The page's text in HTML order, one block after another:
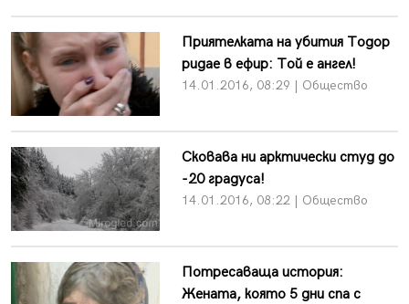
Приятелката на убития Тодор
ридае в ефир: Той е ангел!
14.01.2016, 08:29 | Общество
Сковава ни арктически студ до
-20 градуса!
14.01.2016, 08:22 | Общество
Потресаваща история:
Жената, която 5 дни спа с